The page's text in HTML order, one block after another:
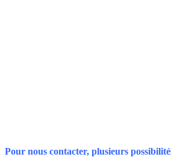
Pour nous contacter, plusieurs